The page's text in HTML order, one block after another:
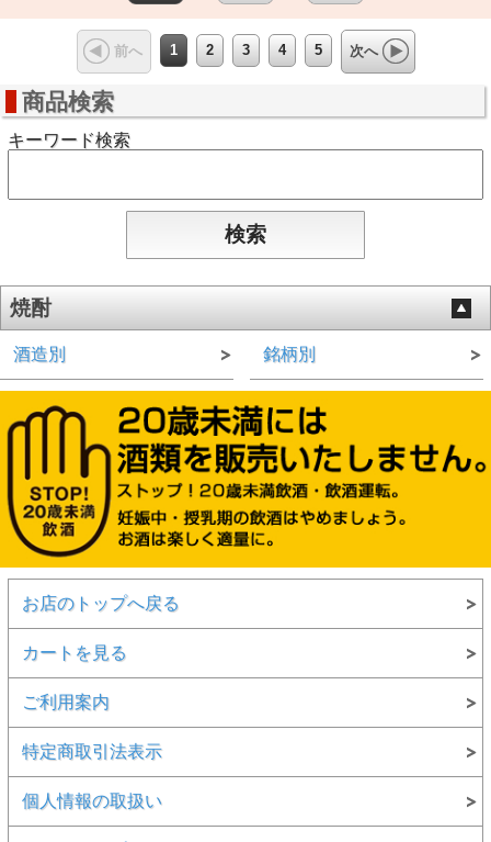
前へ 1 2 3 4 5 次へ
商品検索
キーワード検索
焼酎
酒造別 銘柄別
お店のトップへ戻る
カートを見る
ご利用案内
特定商取引法表示
個人情報の取扱い